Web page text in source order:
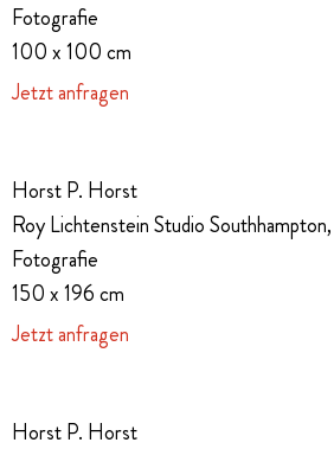
Fotografie
100 x 100 cm
Jetzt anfragen
Horst P. Horst
Roy Lichtenstein Studio
Fotografie
150 x 196 cm
Jetzt anfragen
Horst P. Horst